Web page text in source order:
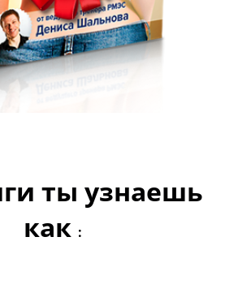
ты узнаешь
как :